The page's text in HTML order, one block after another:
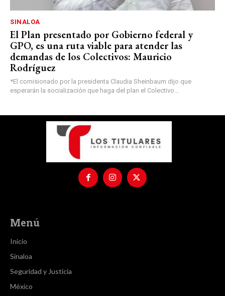
SINALOA
El Plan presentado por Gobierno federal y
GPO, es una ruta viable para atender las
demandas de los Colectivos: Mauricio
Rodríguez
*El comisionado por la presidenta Claudia Sheinbaum dijo que
esperarán la socialización que haga del plan el Colectivo...
Menú
Inicio
Sinaloa
Seguridad y Justicia
México